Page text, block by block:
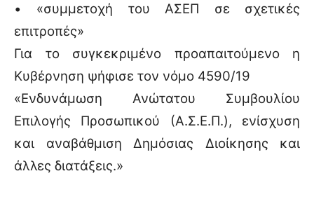
• «συμμετοχή του ΑΣΕΠ σε σχετικές
επιτροπές»
Για το συγκεκριμένο προαπαιτούμενο η
Κυβέρνηση ψήφισε τον νόμο 4590/19
«Ενδυνάμωση Ανώτατου Συμβουλίου
Επιλογής Προσωπικού (Α.Σ.Ε.Π.), ενίσχυση
και αναβάθμιση Δημόσιας Διοίκησης και
άλλες διατάξεις.»